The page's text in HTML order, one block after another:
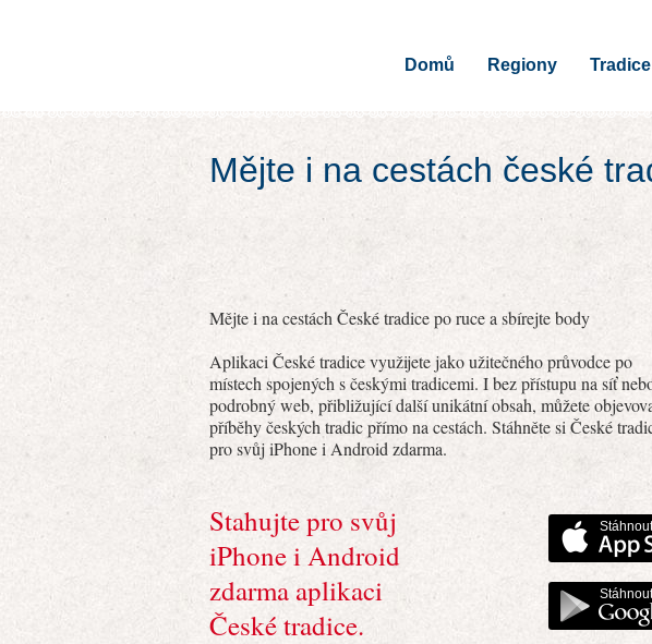
Domů Regiony Tradice
Mějte i na cestách české
Mějte i na cestách České tradice po ruce a sbírejte body
Aplikaci České tradice využijete jako užitečného průvodce po
místech spojených s českými tradicemi. I bez přístupu na síť
podrobný web, přibližující další unikátní obsah, můžete
příběhy českých tradic přímo na cestách. Stáhněte si České
pro svůj iPhone i Android zdarma.
Stahujte pro svůj
iPhone i Android
zdarma aplikaci
České tradice.